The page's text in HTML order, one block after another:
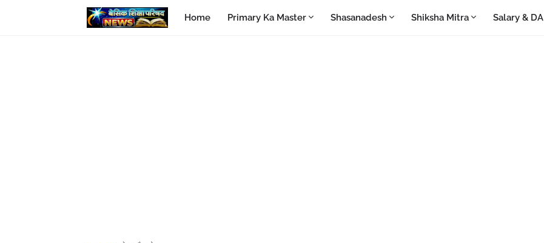
Home Primary Ka Master Shasanadesh Shiksha Mitra Salary & DA